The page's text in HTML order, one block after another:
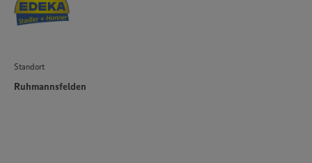
Standort
Ruhmannsfelden